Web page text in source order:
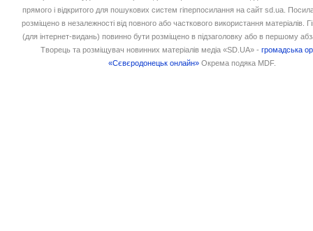
прямого і відкритого для пошукових систем гіперпосилання на сайт sd.ua.
розміщено в незалежності від повного або часткового використання матеріалів.
(для інтернет-видань) повинно бути розміщено в підзаголовку або в першому
Творець та розміщувач новинних матеріалів медіа «SD.UA» -громадська
«Сєвєродонецьк онлайн» Окрема подяка MDF.